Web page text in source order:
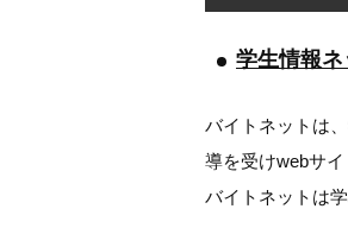
学生情報
バイトネットは
導を受けwebサイ
バイトネットは